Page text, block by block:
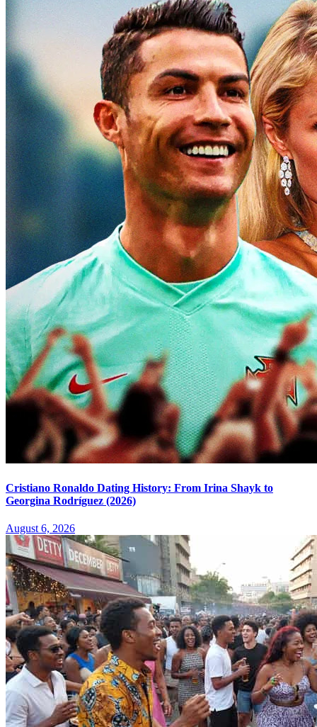
Cristiano Ronaldo Dating History: From Irina Shayk to
Georgina Rodríguez (2026)
August 6, 2026